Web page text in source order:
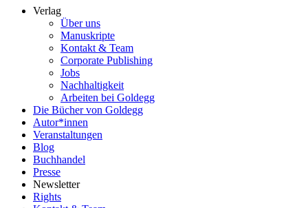
Verlag
Über uns
Manuskripte
Kontakt & Team
Corporate Publishing
Jobs
Nachhaltigkeit
Arbeiten bei Goldegg
Die Bücher von Goldegg
Autor*innen
Veranstaltungen
Blog
Buchhandel
Presse
Newsletter
Rights